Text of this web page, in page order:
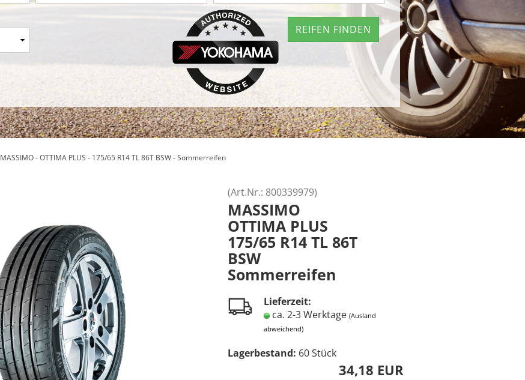
REIFEN FINDEN
MASSIMO - OTTIMA PLUS - 175/65 R14 TL 86T BSW - Sommerreifen
(Art.Nr.: 800339979)
MASSIMO
OTTIMA PLUS
175/65 R14 TL 86T
BSW
Sommerreifen
Lieferzeit:
ca. 2-3 Werktage (Ausland
abweichend)
Lagerbestand: 60Stück
34,18 EUR